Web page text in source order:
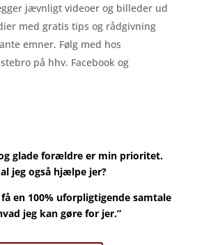
jævnligt videoer og billeder ud
med gratis tips og rådgivning
emner. Følg med hos
på hhv. Facebook og
glade forældre er min prioritet.
jeg også hjælpe jer?
en 100% uforpligtigende samtale
jeg kan gøre for jer.”